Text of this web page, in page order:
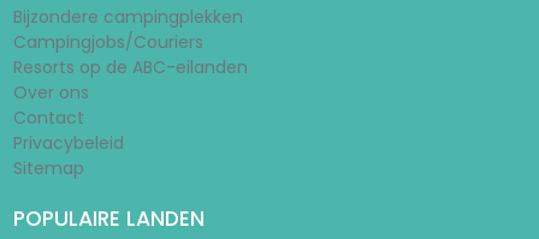
Bijzondere campingplekken
Campingjobs/Couriers
Resorts op de ABC-eilanden
Over ons
Contact
Privacybeleid
Sitemap
POPULAIRE LANDEN